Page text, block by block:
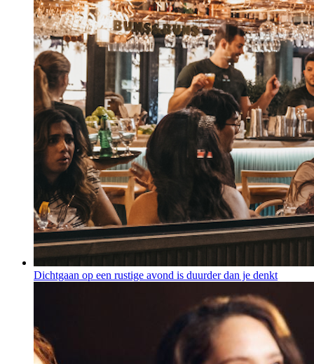
Dichtgaan op een rustige avond is duurder dan je denkt